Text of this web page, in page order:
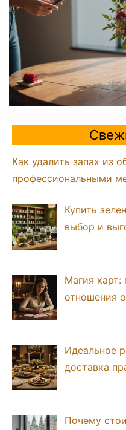
Как удалить запах из
профессиональными
Купить
выбор и
Магия карт:
отношения
Идеальное
доставка
Почему